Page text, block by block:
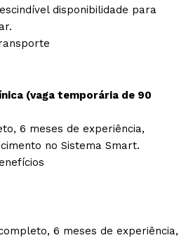
disponibilidade para
(vaga temporária de 90
6 meses de experiência,
no Sistema Smart.
6 meses de experiência,